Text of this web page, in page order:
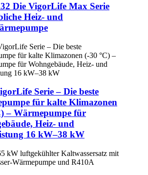
Die VigorLife Max Serie
Heiz- und
Serie – Die beste
für kalte Klimazonen
– Wärmepumpe für
Heiz- und
16 kW–38 kW